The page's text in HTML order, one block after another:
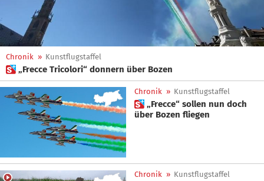
Chronik » Kunstflugstaffel
 „Frecce Tricolori“ donnern über Bozen
Chronik » Kunstflugstaffel
 „Frecce“ sollen nun doch
über Bozen fliegen
Chronik » Kunstflugstaffel